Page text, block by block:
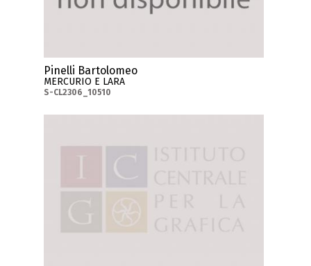
Pinelli Bartolomeo
MERCURIO E LARA
S-CL2306_10510